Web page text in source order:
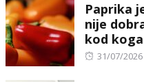
Paprika
nije
kod
Posted
31/07/2026